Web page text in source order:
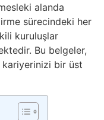
alanda
sürecindeki her
kuruluşlar
Bu belgeler,
bir üst